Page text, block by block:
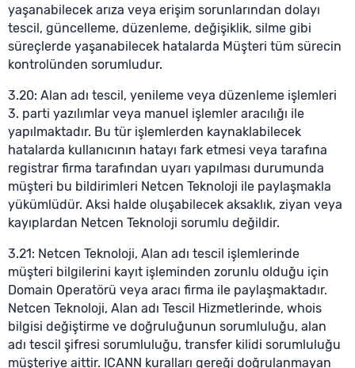
yaşanabilecek arıza veya erişim sorunlarından dolayı
tescil, güncelleme, düzenleme, değişiklik, silme gibi
süreçlerde yaşanabilecek hatalarda Müşteri tüm sürecin
kontrolünden sorumludur.
3.20: Alan adı tescil, yenileme veya düzenleme işlemleri
3. parti yazılımlar veya manuel işlemler aracılığı ile
yapılmaktadır. Bu tür işlemlerden kaynaklabilecek
hatalarda kullanıcının hatayı fark etmesi veya tarafına
registrar firma tarafından uyarı yapılması durumunda
müşteri bu bildirimleri Netcen Teknoloji ile paylaşmakla
yükümlüdür. Aksi halde oluşabilecek aksaklık, ziyan veya
kayıplardan Netcen Teknoloji sorumlu değildir.
3.21: Netcen Teknoloji, Alan adı tescil işlemlerinde
müşteri bilgilerini kayıt işleminden zorunlu olduğu için
Domain Operatörü veya aracı firma ile paylaşmaktadır.
Netcen Teknoloji, Alan adı Tescil Hizmetlerinde, whois
bilgisi değiştirme ve doğruluğunun sorumluluğu, alan
adı tescil şifresi sorumluluğu, transfer kilidi sorumluluğu
müşteriye aittir. ICANN kuralları gereği doğrulanmayan